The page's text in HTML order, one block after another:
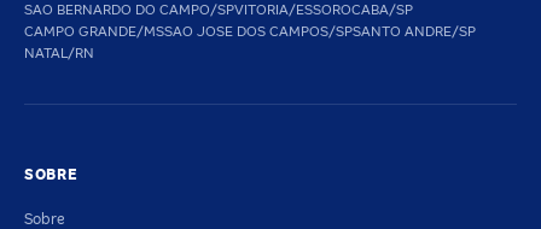
SAO BERNARDO DO CAMPO/SPVITORIA/ESSOROCABA/SP
CAMPO GRANDE/MSSAO JOSE DOS CAMPOS/SPSANTO ANDRE/SP
NATAL/RN
SOBRE
Sobre